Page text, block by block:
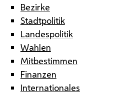
Bezirke
Stadtpolitik
Landespolitik
Wahlen
Mitbestimmen
Finanzen
Internationales